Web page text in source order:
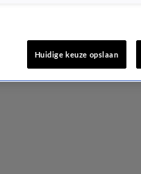
Huidige keuze opslaan